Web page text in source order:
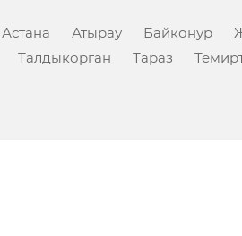
Астана Атырау Байконур
Талдыкорган Тараз